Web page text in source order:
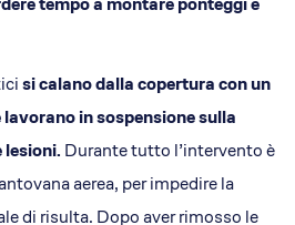
si calano dalla copertura con un
in sospensione sulla
lesioni. Durante tutto l’intervento è
aerea, per impedire la
di risulta. Dopo aver rimosso le